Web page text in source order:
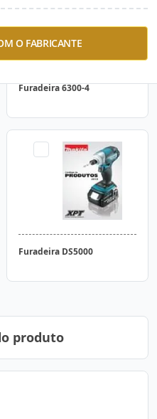
O FABRICANTE
Furadeira 6300-4
Furadeira DS5000
produto